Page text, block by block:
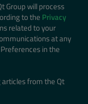
Group will process
to the Privacy
related to your
at any
in the
from the Qt